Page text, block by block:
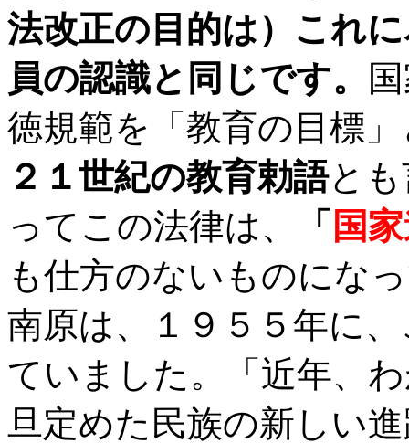
法改正の目的は）これ
員の認識と同じです。
徳規範を「教育の目標
２１世紀の教育勅語と
ってこの法律は、
「 国
も仕方のないものにな
南原は、１９５５年に
ていました。「近年、
旦定めた民族の新しい